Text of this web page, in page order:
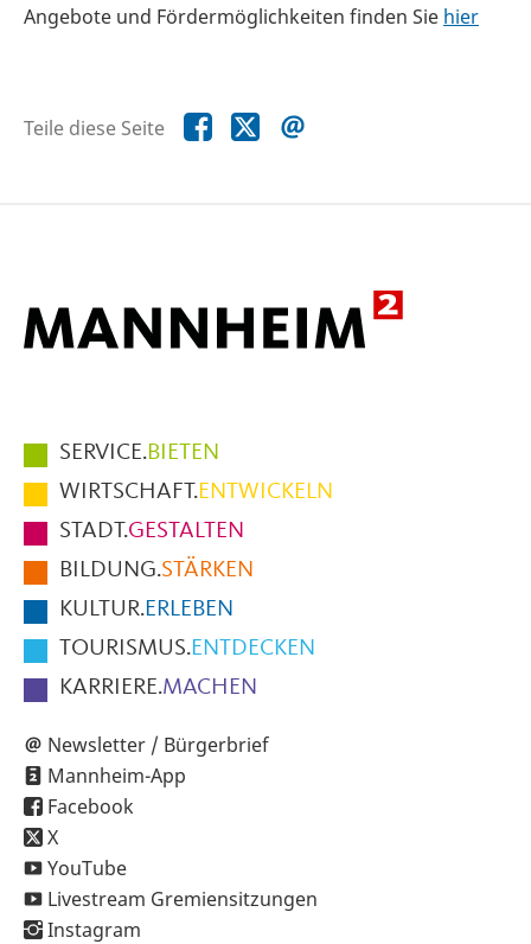
Angebote und Fördermöglichkeiten finden Sie hier
Teile diese Seite Teile
diese
Teile
diese
Hauptmenüpunkte
im
Fußbereich
der
Seite
SERVICE.BIETEN
WIRTSCHAFT.ENTWICKELN
STADT.GESTALTEN
BILDUNG.STÄRKEN
KULTUR.ERLEBEN
TOURISMUS.ENTDECKEN
KARRIERE.MACHEN
Newsletter / Bürgerbrief
Mannheim-App
Facebook
X
YouTube
Livestream Gremiensitzungen
Instagram